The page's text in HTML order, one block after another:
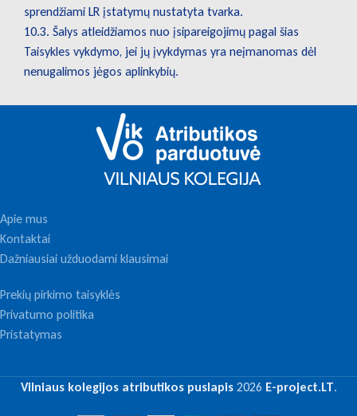
sprendžiami LR įstatymų nustatyta tvarka.
10.3. Šalys atleidžiamos nuo įsipareigojimų pagal šias
Taisykles vykdymo, jei jų įvykdymas yra neįmanomas dėl
nenugalimos jėgos aplinkybių.
Apie mus
Kontaktai
Dažniausiai užduodami klausimai
Prekių pirkimo taisyklės
Privatumo politika
Pristatymas
Vilniaus kolegijos atributikos puslapis2026 E-project.LT.